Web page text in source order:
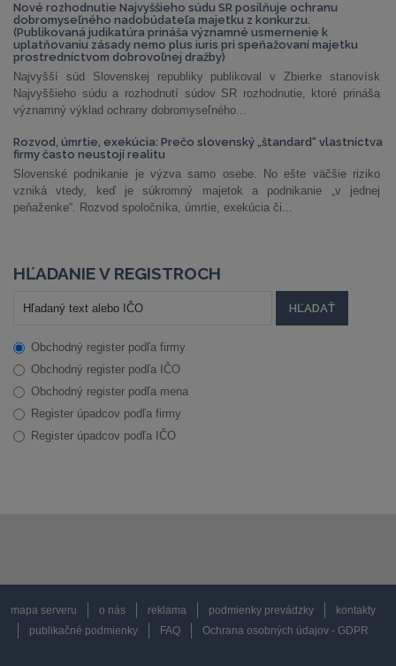
Nové rozhodnutie Najvyššieho súdu SR posilňuje ochranu
dobromyseľného nadobúdateľa majetku z konkurzu.
(Publikovaná judikatúra prináša významné usmernenie k
uplatňovaniu zásady nemo plus iuris pri speňažovaní majetku
prostredníctvom dobrovoľnej dražby)
Najvyšší súd Slovenskej republiky publikoval v Zbierke stanovísk
Najvyššieho súdu a rozhodnutí súdov SR rozhodnutie, ktoré prináša
významný výklad ochrany dobromyseľného...
Rozvod, úmrtie, exekúcia: Prečo slovenský „štandard“ vlastníctva
firmy často neustojí realitu
Slovenské podnikanie je výzva samo osebe. No ešte väčšie riziko
vzniká vtedy, keď je súkromný majetok a podnikanie „v jednej
peňaženke“. Rozvod spoločníka, úmrtie, exekúcia či...
HĽADANIE V REGISTROCH
Obchodný register podľa firmy
Obchodný register podľa IČO
Obchodný register podľa mena
Register úpadcov podľa firmy
Register úpadcov podľa IČO
mapa serveru o nás reklama podmienky prevádzky
kontakty
publikačné podmienky
FAQ Ochrana osobných údajov - GDPR